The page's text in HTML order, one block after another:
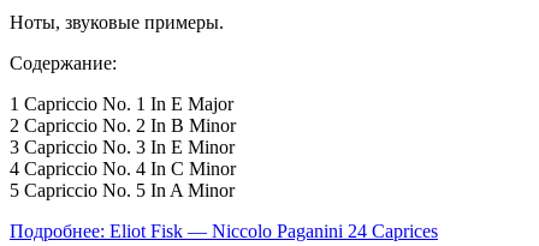
Ноты, звуковые примеры.
Содержание:
1 Capriccio No. 1 In E Major
2 Capriccio No. 2 In B Minor
3 Capriccio No. 3 In E Minor
4 Capriccio No. 4 In C Minor
5 Capriccio No. 5 In A Minor
Подробнее: Eliot Fisk — Niccolo Paganini 24 Caprices